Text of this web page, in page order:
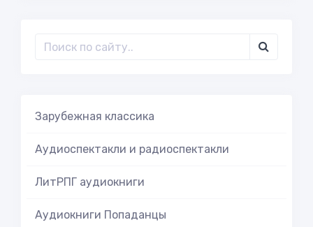
Зарубежная классика
Аудиоспектакли и радиоспектакли
ЛитРПГ аудиокниги
Аудиокниги Попаданцы